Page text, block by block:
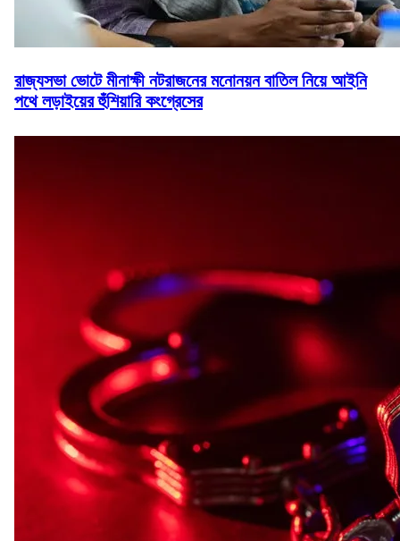
রাজ্যসভা ভোটে মীনাক্ষী নটরাজনের মনোনয়ন বাতিল নিয়ে আইনি
পথে লড়াইয়ের হুঁশিয়ারি কংগ্রেসের